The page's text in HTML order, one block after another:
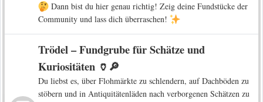
Dann bist du hier genau richtig! Zeig deine Fundstücke der
Community und lass dich überraschen!
Trödel – Fundgrube für Schätze und
Kuriositäten 🏺🔎
Du liebst es, über Flohmärkte zu schlendern, auf Dachböden zu
stöbern und in Antiquitätenläden nach verborgenen Schätzen zu